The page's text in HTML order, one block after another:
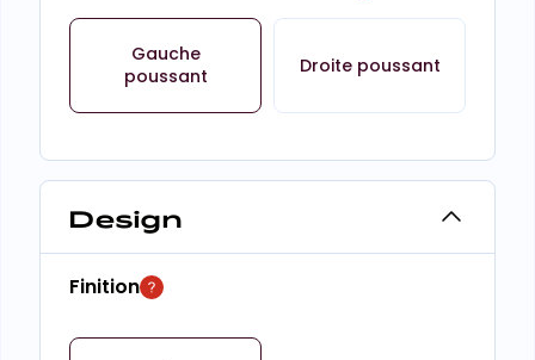
Gauche
poussant
Droite poussant
Design
Finition